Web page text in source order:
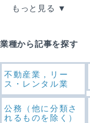
もっと見る
業種から記事を探す
不動産業，リー
ス・レンタル業
公務（他に分類さ
れるものを除く）